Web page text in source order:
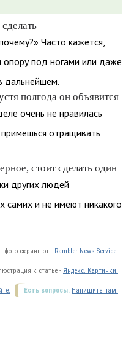
сделать —
Часто кажется,
под ногами или даже
дальнейшем.
полгода он объявится
очень не нравилась
отращивать
стоит сделать один
других людей
самих и не имеют никакого
фото скриншот - Rambler News Service.
к статье - Яндекс. Картинки.
Есть вопросы. Напишите нам.